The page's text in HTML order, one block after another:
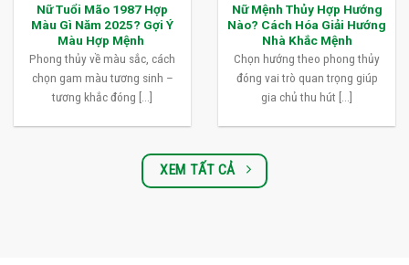
Nữ Tuổi Mão 1987 Hợp
Màu Gì Năm 2025? Gợi Ý
Màu Hợp Mệnh
Phong thủy về màu sắc, cách
chọn gam màu tương sinh –
tương khắc đóng [...]
Nữ Mệnh Thủy Hợp Hướng
Nào? Cách Hóa Giải Hướng
Nhà Khắc Mệnh
Chọn hướng theo phong thủy
đóng vai trò quan trọng giúp
gia chủ thu hút [...]
XEM TẤT CẢ